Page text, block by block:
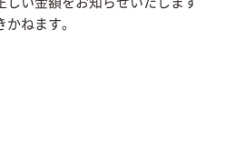
ねます。